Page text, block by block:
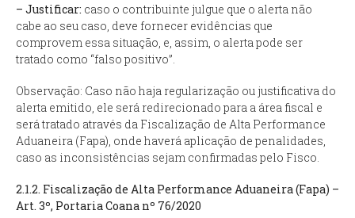
– Justificar: caso o contribuinte julgue que o alerta não
cabe ao seu caso, deve fornecer evidências que
comprovem essa situação, e, assim, o alerta pode ser
tratado como “falso positivo”.
Observação: Caso não haja regularização ou justificativa do
alerta emitido, ele será redirecionado para a área fiscal e
será tratado através da Fiscalização de Alta Performance
Aduaneira (Fapa), onde haverá aplicação de penalidades,
caso as inconsistências sejam confirmadas pelo Fisco.
2.1.2. Fiscalização de Alta Performance Aduaneira (Fapa) –
Art. 3º, Portaria Coana nº 76/2020